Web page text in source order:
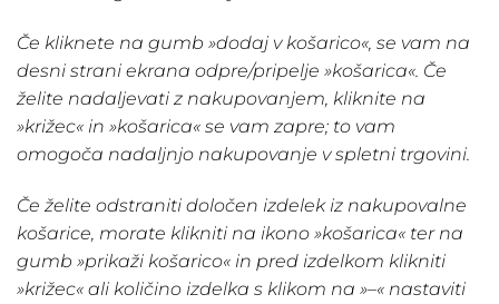
Če kliknete na gumb »dodaj v košarico«, se vam na
desni strani ekrana odpre/pripelje »košarica«. Če
želite nadaljevati z nakupovanjem, kliknite na
»križec« in »košarica« se vam zapre; to vam
omogoča nadaljnjo nakupovanje v spletni trgovini.
Če želite odstraniti določen izdelek iz nakupovalne
košarice, morate klikniti na ikono »košarica« ter na
gumb »prikaži košarico« in pred izdelkom klikniti
»križec« ali količino izdelka s klikom na »–« nastaviti